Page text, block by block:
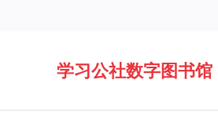
学习公社数字图书馆